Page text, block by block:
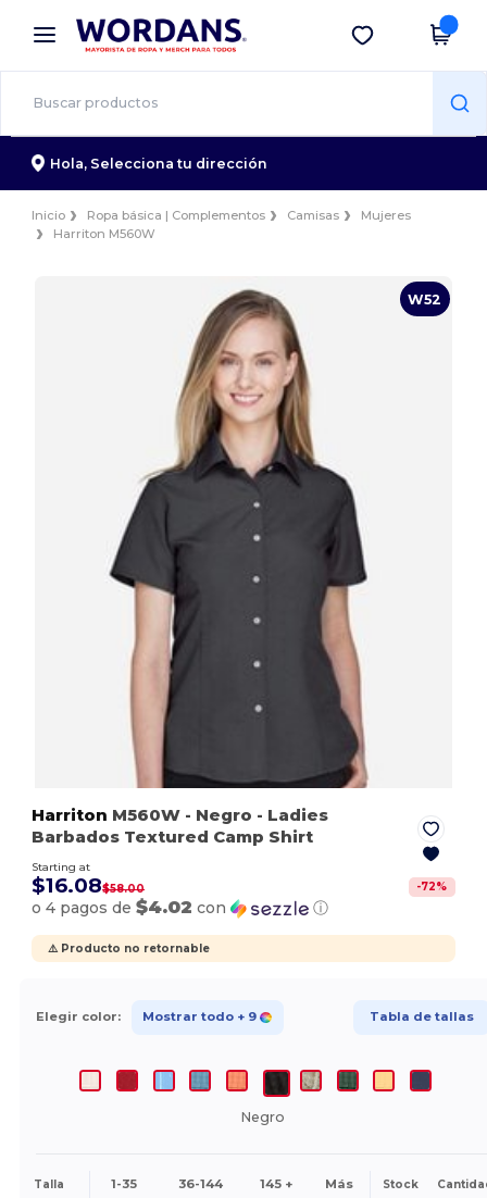
× App de Wordans
¡Mejores precios en app!
Descargar app
Hola, Selecciona tu dirección
Inicio Ropa básica | Complementos Camisas
Mujeres
Harriton M560W
W52
Harriton M560W - Negro - Ladies
Barbados Textured Camp Shirt
Starting at
$16.08$58.00 -72%
o 4 pagos de$4.02 con ⓘ
⚠️ Producto no retornable
Elegir color: Mostrar todo + 9 Tabla de tallas
Negro
Talla 1-35 36-144 145 + Más Stock